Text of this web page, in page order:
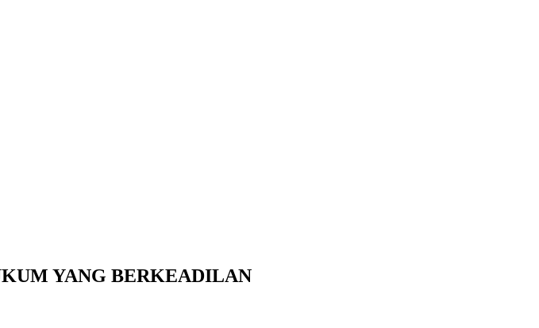
YANG BERKEADILAN